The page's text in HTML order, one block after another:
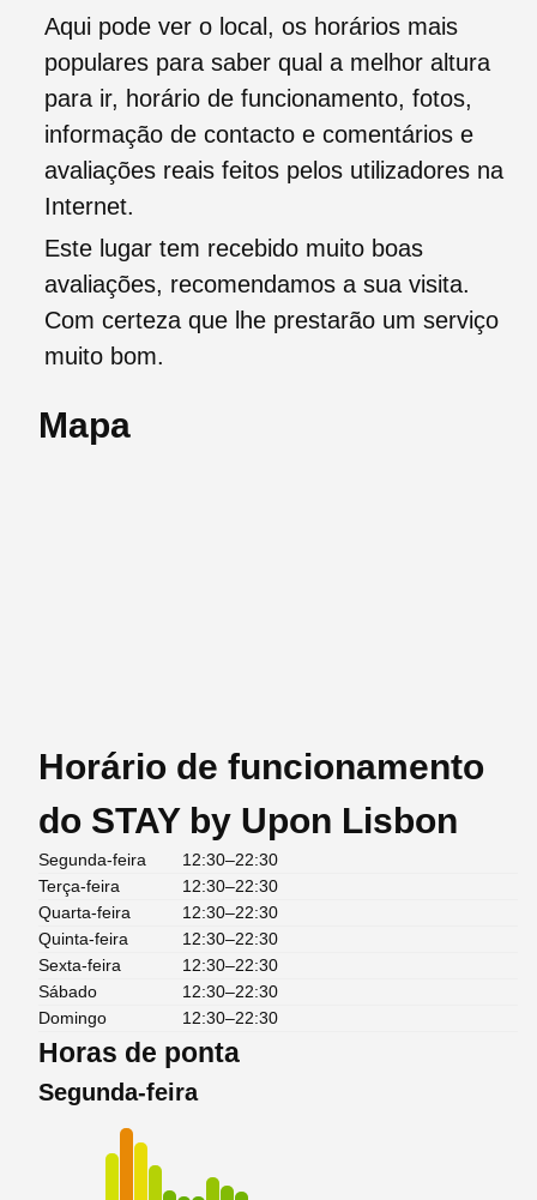
Aqui pode ver o local, os horários mais
populares para saber qual a melhor altura
para ir, horário de funcionamento, fotos,
informação de contacto e comentários e
avaliações reais feitos pelos utilizadores na
Internet.
Este lugar tem recebido muito boas
avaliações, recomendamos a sua visita.
Com certeza que lhe prestarão um serviço
muito bom.
Mapa
Horário de funcionamento
do STAY by Upon Lisbon
Segunda-feira
12:30–22:30
Terça-feira
12:30–22:30
Quarta-feira
12:30–22:30
Quinta-feira
12:30–22:30
Sexta-feira
12:30–22:30
Sábado
12:30–22:30
Domingo
12:30–22:30
Horas de ponta
Segunda-feira